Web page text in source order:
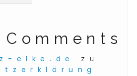
elke.de zu